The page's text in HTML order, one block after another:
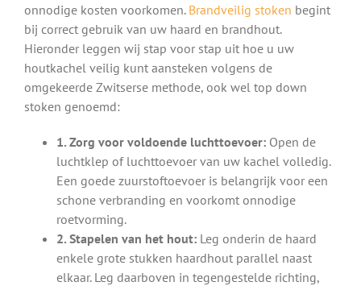
onnodige kosten voorkomen. Brandveilig stoken begint
bij correct gebruik van uw haard en brandhout.
Hieronder leggen wij stap voor stap uit hoe u uw
houtkachel veilig kunt aansteken volgens de
omgekeerde Zwitserse methode, ook wel top down
stoken genoemd:
1. Zorg voor voldoende luchttoevoer:Open de
luchtklep of luchttoevoer van uw kachel volledig.
Een goede zuurstoftoevoer is belangrijk voor een
schone verbranding en voorkomt onnodige
roetvorming.
2. Stapelen van het hout:Leg onderin de haard
enkele grote stukken haardhout parallel naast
elkaar. Leg daarboven in tegengestelde richting,